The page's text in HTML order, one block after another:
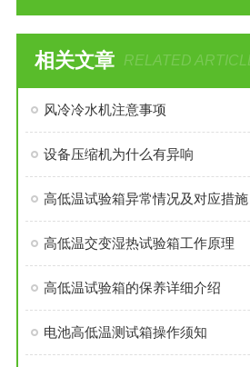
相关文章 RELATED
风冷冷水机注意事项
设备压缩机为什么有异响
高低温试验箱异常情况及对应措施
高低温交变湿热试验箱工作原理
高低温试验箱的保养详细介绍
电池高低温测试箱操作须知